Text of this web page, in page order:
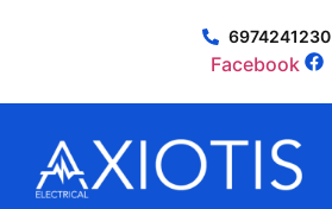
6974241230
Facebook